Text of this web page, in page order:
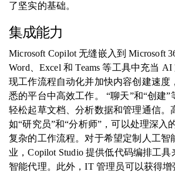
了坚实的基础。
集成能力
Microsoft Copilot 无缝嵌入到 Microsoft
Word、Excel 和 Teams 等工具中充当
现工作流程自动化并加快内容创建速度
悉的平台中高效工作。 “聊天”和“创建”
轻松起草文档、分析数据和管理通信。
如“研究员”和“分析师”，可以处理深入
复杂的工作流程。对于希望定制人工智
业，Copilot Studio 提供低代码编排工
智能代理。此外，IT 管理员可以获得